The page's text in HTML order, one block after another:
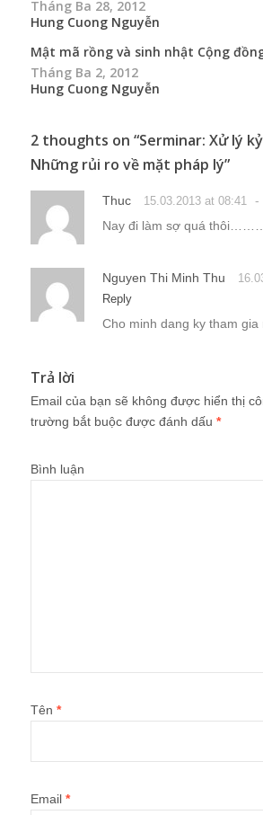
Tháng Ba 28, 2012
Hung Cuong Nguyễn
Mật mã rồng và sinh nhật Cộng
Tháng Ba 2, 2012
Hung Cuong Nguyễn
2 thoughts on “Serminar: Xử lý
Những rủi ro về mặt pháp lý”
Thuc 15.03.2013 at 08:41 -
Nay đi làm sợ quá
Nguyen Thi Minh Thu
Reply
Cho minh dang ky tham gia
Trả lời
Email của bạn sẽ không được hiển thị
trường bắt buộc được đánh dấu *
Bình luận
Tên *
Email *